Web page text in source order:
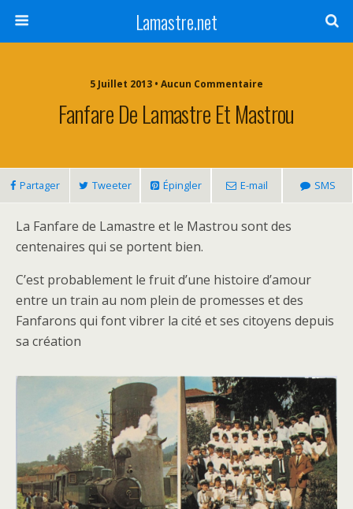
Lamastre.net
5 Juillet 2013 • Aucun Commentaire
Fanfare De Lamastre Et Mastrou
Partager Tweeter Épingler E-mail SMS
La Fanfare de Lamastre et le Mastrou sont des
centenaires qui se portent bien.
C’est probablement le fruit d’une histoire d’amour
entre un train au nom plein de promesses et des
Fanfarons qui font vibrer la cité et ses citoyens depuis
sa création